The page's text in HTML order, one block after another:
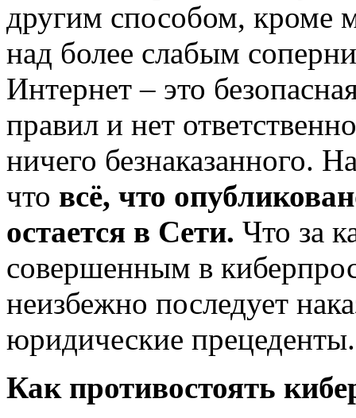
другим способом, кроме
над более слабым
Интернет – это
правил и нет
ничего безнаказанного.
что всё, что
остается в Сети. Что за
совершенным в
неизбежно последует
юридические прецеденты.
Как противостоять